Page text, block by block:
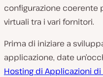
configurazione coerente
virtuali tra i vari fornitori.
Prima di iniziare a
applicazione, date
Hosting di Applicazioni di